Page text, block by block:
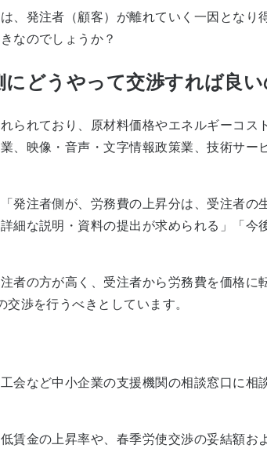
発注者（顧客）が離れていく一因となり
なのでしょうか？
どうやって交渉すれば良い
れており、原材料価格やエネルギーコス
、映像・音声・文字情報政策業、技術サ
注者側が、労務費の上昇分は、受注者の
細な説明・資料の提出が求められる」「
の方が高く、受注者から労務費を価格に
渉を行うべきとしています。
など中小企業の支援機関の相談窓口に相
金の上昇率や、春季労使交渉の妥結額お